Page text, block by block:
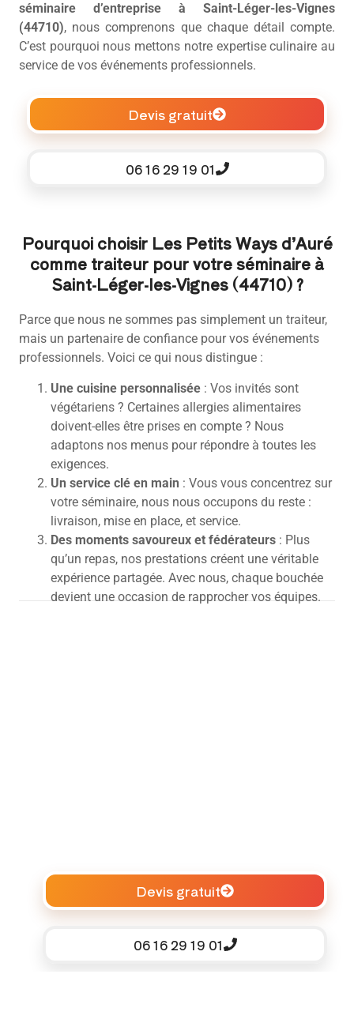
séminaire d’entreprise à Saint-Léger-les-Vignes
(44710), nous comprenons que chaque détail compte.
C’est pourquoi nous mettons notre expertise culinaire au
service de vos événements professionnels.
Devis gratuit
06 16 29 19 01
Pourquoi choisir Les Petits Ways d’Auré
comme traiteur pour votre séminaire à
Saint-Léger-les-Vignes (44710) ?
Parce que nous ne sommes pas simplement un traiteur,
mais un partenaire de confiance pour vos événements
professionnels. Voici ce qui nous distingue :
Une cuisine personnalisée : Vos invités sont
végétariens ? Certaines allergies alimentaires
doivent-elles être prises en compte ? Nous
adaptons nos menus pour répondre à toutes les
exigences.
Un service clé en main : Vous vous concentrez sur
votre séminaire, nous nous occupons du reste :
livraison, mise en place, et service.
Des moments savoureux et fédérateurs : Plus
qu’un repas, nos prestations créent une véritable
expérience partagée. Avec nous, chaque bouchée
devient une occasion de rapprocher vos équipes.
Devis gratuit
06 16 29 19 01